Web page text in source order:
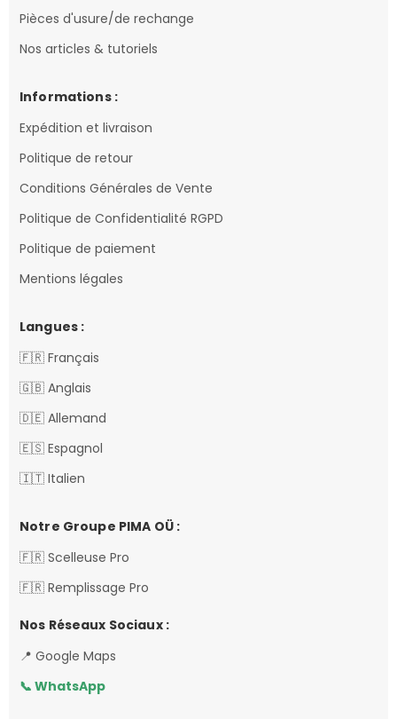
Pièces d'usure/de rechange
Nos articles & tutoriels
Informations :
Expédition et livraison
Politique de retour
Conditions Générales de Vente
Politique de Confidentialité RGPD
Politique de paiement
Mentions légales
Langues :
🇫🇷 Français
🇬🇧 Anglais
🇩🇪 Allemand
🇪🇸 Espagnol
🇮🇹 Italien
Notre Groupe PIMA OÜ :
🇫🇷 Scelleuse Pro
🇫🇷 Remplissage Pro
Nos Réseaux Sociaux :
📍 Google Maps
📞 WhatsApp